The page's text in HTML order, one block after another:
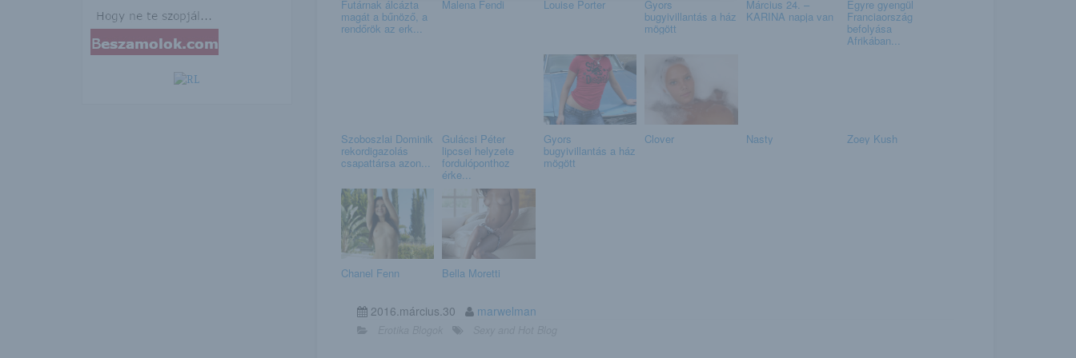
Futárnak álcázta
magát a bűnöző, a
rendőrök az erk...
Malena Fendi Louise Porter Gyors
bugyivillantás a ház
mögött
Március 24. –
KARINA napja van
Egyre gyengül
Franciaország
befolyása
Afrikában...
Szoboszlai Dominik
rekordigazolás
csapattársa azon...
Gulácsi Péter
lipcsei helyzete
fordulóponthoz
érke...
Gyors
bugyivillantás a ház
mögött
Clover Nasty Zoey Kush
Chanel Fenn Bella Moretti
2016.március.30 marwelman